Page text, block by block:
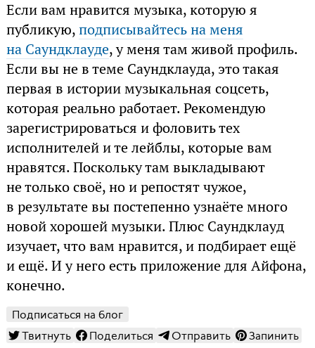
Если вам нравится музыка, которую я
публикую,подписывайтесь на меня
на Саундклауде, у меня там живой профиль.
Если вы не в теме Саундклауда, это такая
первая в истории музыкальная соцсеть,
которая реально работает. Рекомендую
зарегистрироваться и фоловить тех
исполнителей и те лейблы, которые вам
нравятся. Поскольку там выкладывают
не только своё, но и репостят чужое,
в результате вы постепенно узнаёте много
новой хорошей музыки. Плюс Саундклауд
изучает, что вам нравится, и подбирает ещё
и ещё. И у него есть приложение для Айфона,
конечно.
Подписаться на блог
Твитнуть
Поделиться Отправить Запинить